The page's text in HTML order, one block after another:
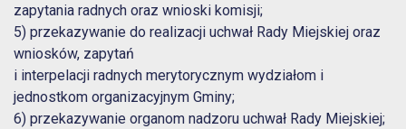
zapytania radnych oraz wnioski komisji;
5) przekazywanie do realizacji uchwał Rady Miejskiej oraz
wniosków, zapytań
i interpelacji radnych merytorycznym wydziałom i
jednostkom organizacyjnym Gminy;
6) przekazywanie organom nadzoru uchwał Rady Miejskiej;